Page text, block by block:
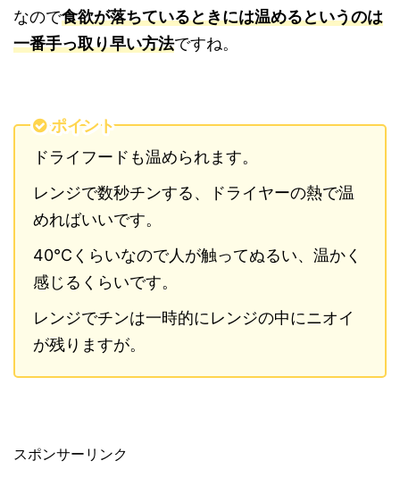
なので食欲が落ちているときには温めるというのは
一番手っ取り早い方法ですね。
ポイント
ドライフードも温められます。
レンジで数秒チンする、ドライヤーの熱で温
めればいいです。
40℃くらいなので人が触ってぬるい、温かく
感じるくらいです。
レンジでチンは一時的にレンジの中にニオイ
が残りますが。
スポンサーリンク